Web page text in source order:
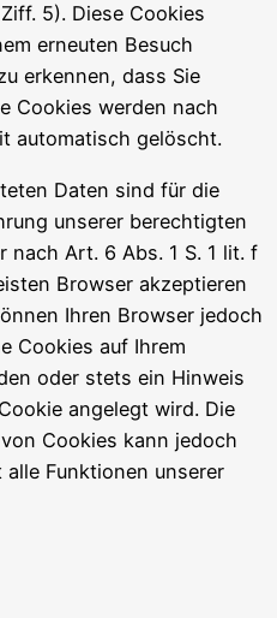
5). Diese Cookies
erneuten Besuch
erkennen, dass Sie
Cookies werden nach
automatisch gelöscht.
Daten sind für die
unserer berechtigten
nach Art. 6 Abs. 1 S. 1 lit. f
Browser akzeptieren
Ihren Browser jedoch
Cookies auf Ihrem
oder stets ein Hinweis
angelegt wird. Die
Cookies kann jedoch
Funktionen unserer